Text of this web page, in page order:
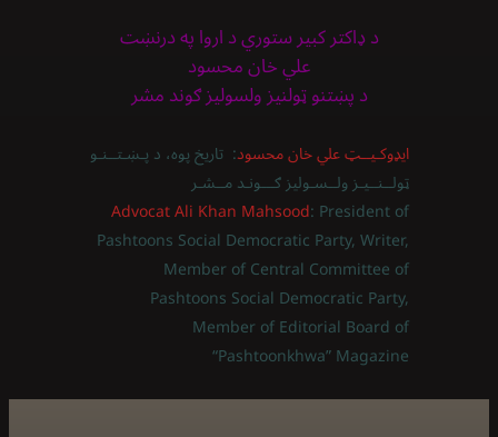
د ډاکتر کبیر ستوري د اروا په درنښت
علي خان محسود
د پښتنو ټولنیز ولسولیز ګوند مشر
ایډوکـیــټ علي خان محسود: تاریخ پوه، د پـښـتــنـو
ټولــنــیـز ولــسـولیز ګـــونـد مــشـر
Advocat Ali Khan Mahsood: President of
Pashtoons Social Democratic Party, Writer,
Member of Central Committee of
Pashtoons Social Democratic Party,
Member of Editorial Board of
“Pashtoonkhwa” Magazine